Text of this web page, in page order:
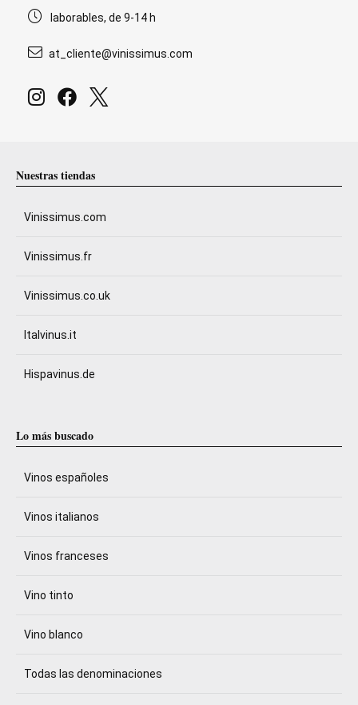
laborables, de 9-14 h
at_cliente@vinissimus.com
Nuestras tiendas
Vinissimus.com
Vinissimus.fr
Vinissimus.co.uk
Italvinus.it
Hispavinus.de
Lo más buscado
Vinos españoles
Vinos italianos
Vinos franceses
Vino tinto
Vino blanco
Todas las denominaciones